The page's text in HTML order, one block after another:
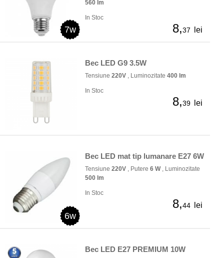
7w
560 lm
In Stoc
8,37 lei
Bec LED G9 3.5W
Tensiune 220V , Luminozitate 400 lm
In Stoc
8,39 lei
6w
Bec LED mat tip lumanare E27 6W
Tensiune 220V , Putere 6 W, Luminozitate
500 lm
In Stoc
8,44 lei
Bec LED E27 PREMIUM 10W